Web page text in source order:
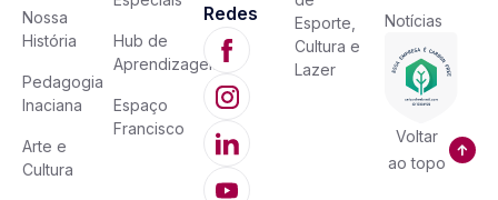
Nossa
História
Pedagogia
Inaciana
Arte e
Cultura
Hub de
Aprendizagem
Espaço
Francisco
Redes
Esporte,
Cultura e
Lazer
Notícias
Voltar
ao topo